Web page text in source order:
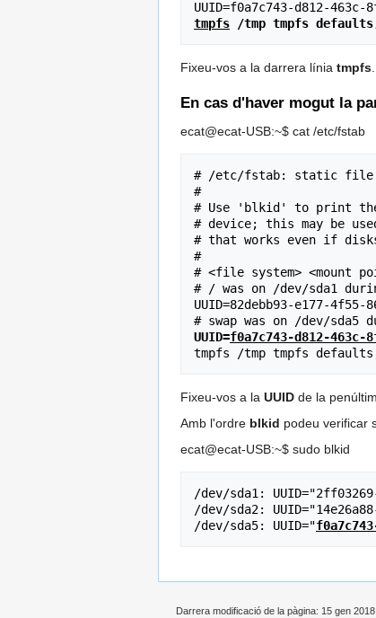
tmpfs /tmp tmpfs
Fixeu-vos a la darrera línia tmpfs
En cas d'haver mogut la
ecat@ecat-USB:~$ cat /etc/fstab
# /etc/fstab: static file
#
# Use 'blkid' to print
# device; this may be
# that works even if
#
# <file system> <mount
# / was on /dev/sda1
UUID=82debb93-e177-
UUID=f0a7c743-d812-463c-
Fixeu-vos a la UUID de la
Amb l'ordre blkid podeu verificar
ecat@ecat-USB:~$ sudo blkid
/dev/sda1:
/dev/sda2:
/dev/sda5: UUID="
Darrera modificació de la pàgina: 15 gen